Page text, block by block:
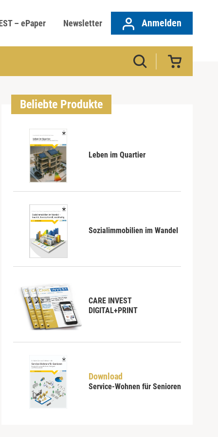
– ePaper Newsletter Anmelden
Beliebte Produkte
Leben im Quartier
Sozialimmobilien im Wandel
CARE INVEST
DIGITAL+PRINT
Download
Service-Wohnen für Senioren